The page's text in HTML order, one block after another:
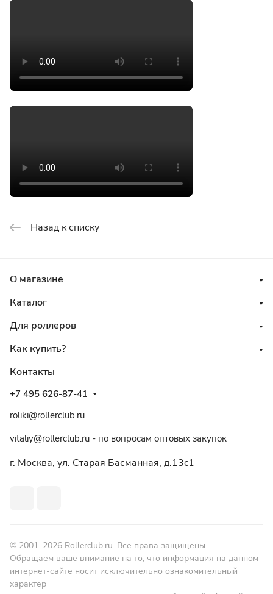
Назад к списку
О магазине
Каталог
Для роллеров
Как купить?
Контакты
+7 495 626-87-41
roliki@rollerclub.ru
vitaliy@rollerclub.ru - по вопросам оптовых закупок
г. Москва, ул. Старая Басманная, д.13c1
© 2001–2026 Rollerclub.ru. Все права защищены.
Обращаем ваше внимание на то, что информация на данном
интернет-сайте носит исключительно ознакомительный
характер